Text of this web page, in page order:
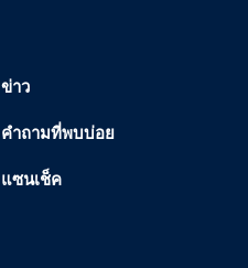
ข่าว
คำถามที่พบบ่อย
แซนเช็ค